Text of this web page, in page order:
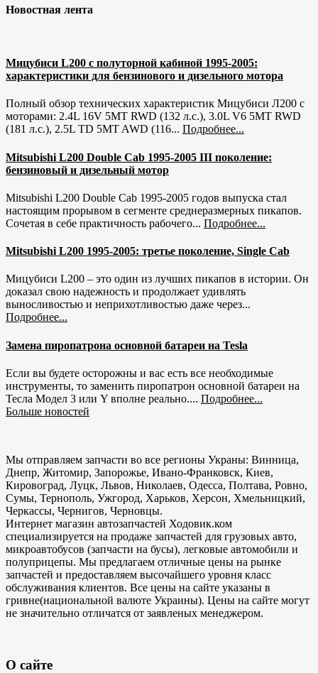
Новостная лента
Мицубиси L200 с полуторной кабиной 1995-2005:
характеристики для бензинового и дизельного мотора
Полный обзор технических характеристик Мицубиси Л200 с
моторами: 2.4L 16V 5MT RWD (132 л.с.), 3.0L V6 5MT RWD
(181 л.с.), 2.5L TD 5MT AWD (116... Подробнее...
Mitsubishi L200 Double Cab 1995-2005 III поколение:
бензиновый и дизельный мотор
Mitsubishi L200 Double Cab 1995-2005 годов выпуска стал
настоящим прорывом в сегменте среднеразмерных пикапов.
Сочетая в себе практичность рабочего... Подробнее...
Mitsubishi L200 1995-2005: третье поколение, Single Cab
Мицубиси L200 – это один из лучших пикапов в истории. Он
доказал свою надежность и продолжает удивлять
выносливостью и неприхотливостью даже через...
Подробнее...
Замена пиропатрона основной батареи на Tesla
Если вы будете осторожны и вас есть все необходимые
инструменты, то заменить пиропатрон основной батареи на
Тесла Модел 3 или Y вполне реально.... Подробнее...
Больше новостей
Мы отправляем запчасти во все регионы Украны: Винница,
Днепр, Житомир, Запорожье, Ивано-Франковск, Киев,
Кировоград, Луцк, Львов, Николаев, Одесса, Полтава, Ровно,
Сумы, Тернополь, Ужгород, Харьков, Херсон, Хмельницкий,
Черкассы, Чернигов, Черновцы.
Интернет магазин автозапчастей Ходовик.ком
специализируется на продаже запчастей для грузовых авто,
микроавтобусов (запчасти на бусы), легковые автомобили и
полуприцепы. Мы предлагаем отличные цены на рынке
запчастей и предоставляем высочайшего уровня класс
обслуживания клиентов. Все цены на сайте указаны в
гривне(национальной валюте Украины). Цены на сайте могут
не значительно отличатся от заявленых менеджером.
О сайте